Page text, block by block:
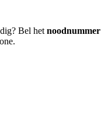
Bel het noodnummer